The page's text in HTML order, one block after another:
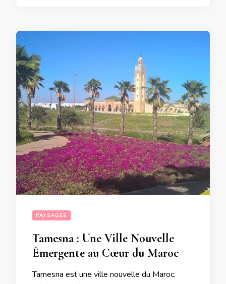
PAYSAGES
Tamesna : Une Ville Nouvelle
Émergente au Cœur du Maroc
Tamesna est une ville nouvelle du Maroc,